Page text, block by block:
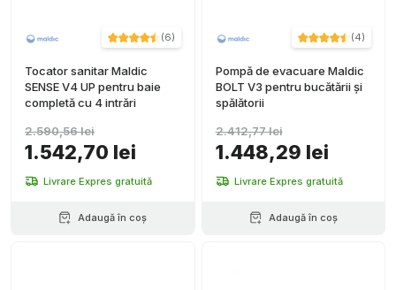
(6)
Tocator sanitar Maldic
SENSE V4 UP pentru baie
completă cu 4 intrări
1.542,70 lei
2.590,56 lei
Livrare Expres gratuită
Adaugă în coș
(4)
Pompă de evacuare Maldic
BOLT V3 pentru bucătării și
spălătorii
1.448,29 lei
2.412,77 lei
Livrare Expres gratuită
Adaugă în coș